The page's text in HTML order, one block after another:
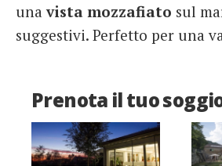
unavista mozzafiato sul
suggestivi. Perfetto per una
Prenota il tuo